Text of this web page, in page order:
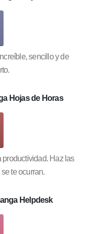
sencillo y de
Hojas de Horas
productividad. Haz las
te ocurran.
Helpdesk